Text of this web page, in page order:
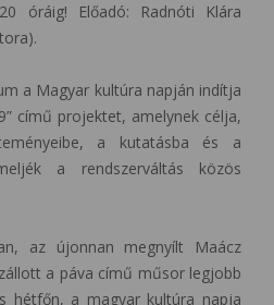
óráig! Előadó: Radnóti Klára
a Magyar kultúra napján indítja
című projektet, amelynek célja,
a kutatásba és a
a rendszerváltás közös
az újonnan megnyílt Maácz
a páva című műsor legjobb
hétfőn, a magyar kultúra napja